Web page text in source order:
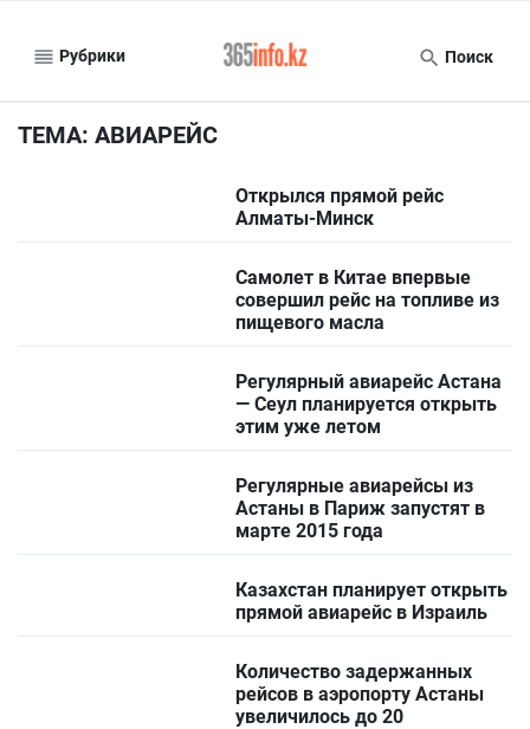
Рубрики Поиск
ТЕМА: АВИАРЕЙС
Открылся прямой рейс
Алматы-Минск
Самолет в Китае впервые
совершил рейс на топливе из
пищевого масла
Регулярный авиарейс Астана
— Сеул планируется открыть
этим уже летом
Регулярные авиарейсы из
Астаны в Париж запустят в
марте 2015 года
Казахстан планирует открыть
прямой авиарейс в Израиль
Количество задержанных
рейсов в аэропорту Астаны
увеличилось до 20